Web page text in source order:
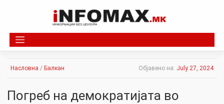
Насловна / Балкан Објавено на: July 27, 2024
Погреб на демократијата во